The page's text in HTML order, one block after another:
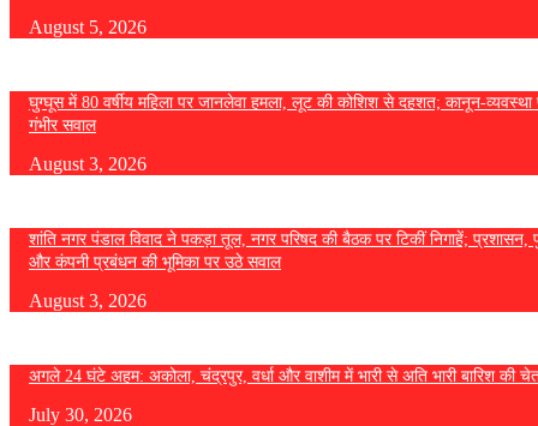
August 5, 2026
घुग्घूस में 80 वर्षीय महिला पर जानलेवा हमला, लूट की कोशिश से दहशत; कानून-व्यवस्था
गंभीर सवाल
August 3, 2026
शांति नगर पंडाल विवाद ने पकड़ा तूल, नगर परिषद की बैठक पर टिकीं निगाहें; प्रशासन,
और कंपनी प्रबंधन की भूमिका पर उठे सवाल
August 3, 2026
अगले 24 घंटे अहम: अकोला, चंद्रपुर, वर्धा और वाशीम में भारी से अति भारी बारिश की
July 30, 2026